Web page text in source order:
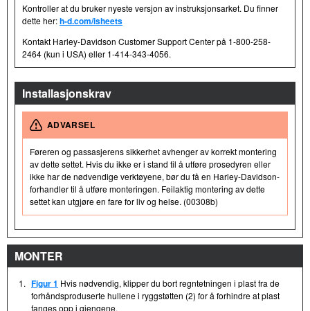
Kontroller at du bruker nyeste versjon av instruksjonsarket. Du finner
dette her:h-d.com/isheets
Kontakt Harley-Davidson Customer Support Center på 1-800-258-
2464 (kun i USA) eller 1-414-343-4056.
Installasjonskrav
ADVARSEL
Føreren og passasjerens sikkerhet avhenger av korrekt montering
av dette settet. Hvis du ikke er i stand til å utføre prosedyren eller
ikke har de nødvendige verktøyene, bør du få en Harley-Davidson-
forhandler til å utføre monteringen. Feilaktig montering av dette
settet kan utgjøre en fare for liv og helse. (00308b)
MONTER
1. Figur 1 Hvis nødvendig, klipper du bort regntetningen i plast fra de
forhåndsproduserte hullene i ryggstøtten (2) for å forhindre at plast
fanges opp i gjengene.